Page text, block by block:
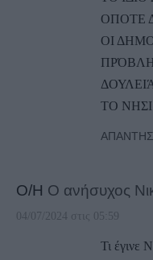
ΟΠΟΤΕ
ΟΙ
ΤΟ
Ο/Η Ο ανήσυχος
04/07/2024 στις 05:59
Τι έγινε